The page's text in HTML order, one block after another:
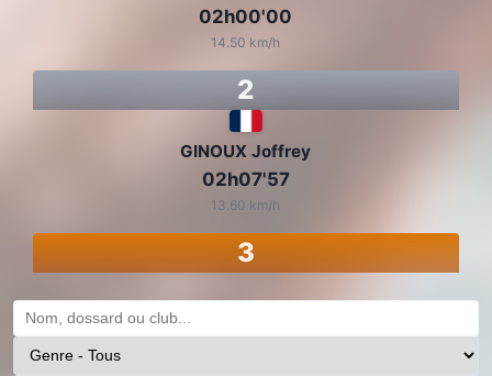
02h00'00
14.50 km/h
2
GINOUX Joffrey
02h07'57
13.60 km/h
3